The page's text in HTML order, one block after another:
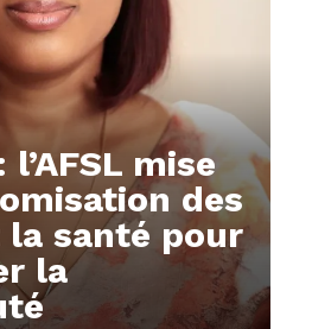
mise
des
santé pour
la